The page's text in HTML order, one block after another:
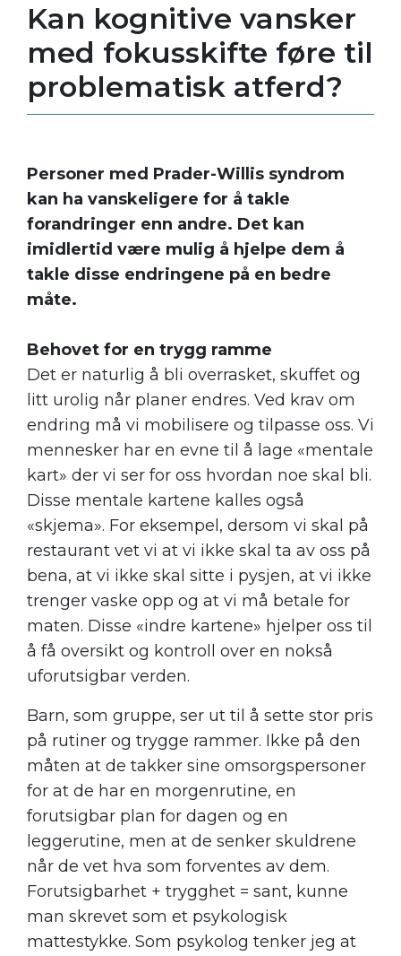
Kan kognitive vansker
med fokusskifte føre til
problematisk atferd?
Personer med Prader-Willis syndrom
kan ha vanskeligere for å takle
forandringer enn andre. Det kan
imidlertid være mulig å hjelpe dem å
takle disse endringene på en bedre
måte.
Behovet for en trygg ramme
Det er naturlig å bli overrasket, skuffet og
litt urolig når planer endres. Ved krav om
endring må vi mobilisere og tilpasse oss. Vi
mennesker har en evne til å lage «mentale
kart» der vi ser for oss hvordan noe skal bli.
Disse mentale kartene kalles også
«skjema». For eksempel, dersom vi skal på
restaurant vet vi at vi ikke skal ta av oss på
bena, at vi ikke skal sitte i pysjen, at vi ikke
trenger vaske opp og at vi må betale for
maten. Disse «indre kartene» hjelper oss til
å få oversikt og kontroll over en nokså
uforutsigbar verden.
Barn, som gruppe, ser ut til å sette stor pris
på rutiner og trygge rammer. Ikke på den
måten at de takker sine omsorgspersoner
for at de har en morgenrutine, en
forutsigbar plan for dagen og en
leggerutine, men at de senker skuldrene
når de vet hva som forventes av dem.
Forutsigbarhet + trygghet = sant, kunne
man skrevet som et psykologisk
mattestykke. Som psykolog tenker jeg at